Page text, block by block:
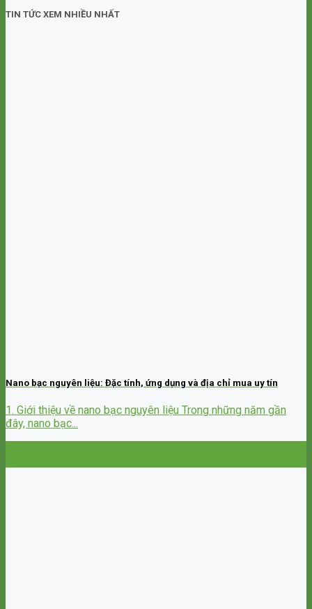
TIN TỨC XEM NHIỀU NHẤT
Nano bạc nguyên liệu: Đặc tính, ứng dụng và địa chỉ mua uy tín
1. Giới thiệu về nano bạc nguyên liệu Trong những năm gần
đây, nano bạc...